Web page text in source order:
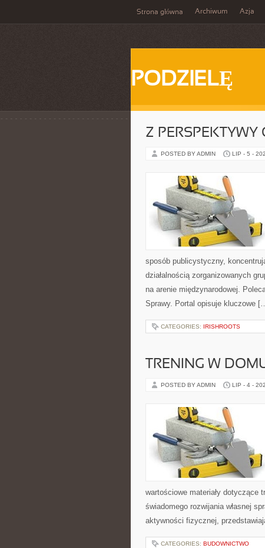
Strona główna Archiwum Azja
PODZIELĘ
Z PERSPEKTYWY
POSTED BY ADMIN LIP - 5 -
sposób publicystyczny,
działalnością zorganizowanych
na arenie międzynarodowej.
Sprawy. Portal opisuje kluczowe
CATEGORIES: IRISHROOTS
TRENING W
POSTED BY ADMIN LIP - 4 -
wartościowe materiały dotyczące
świadomego rozwijania własnej
aktywności fizycznej,
CATEGORIES: BUDOWNICTWO